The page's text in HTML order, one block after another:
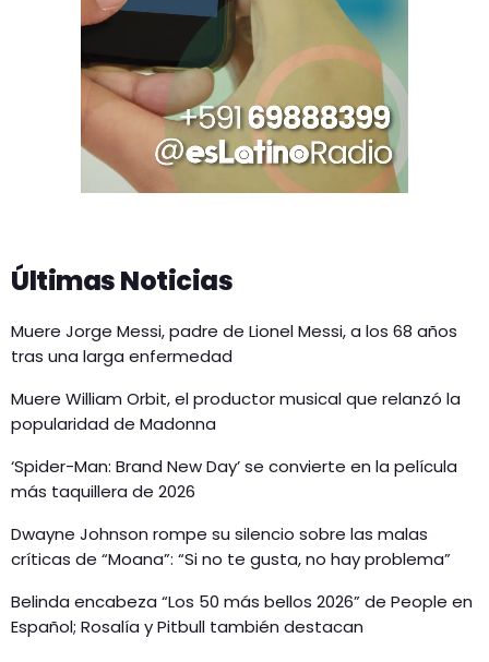
Últimas Noticias
Muere Jorge Messi, padre de Lionel Messi, a los 68 años
tras una larga enfermedad
Muere William Orbit, el productor musical que relanzó la
popularidad de Madonna
‘Spider-Man: Brand New Day’ se convierte en la película
más taquillera de 2026
Dwayne Johnson rompe su silencio sobre las malas
críticas de “Moana”: “Si no te gusta, no hay problema”
Belinda encabeza “Los 50 más bellos 2026” de People en
Español; Rosalía y Pitbull también destacan